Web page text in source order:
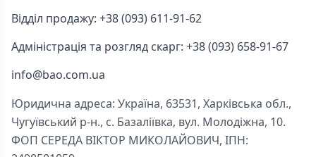
Відділ продажу: +38 (093) 611-91-62
Адміністрація та розгляд скарг: +38 (093) 658-91-67
info@bao.com.ua
Юридична адреса: Україна, 63531, Харківська обл.,
Чугуївський р-н., с. Базаліївка, вул. Молодіжна, 10.
ФОП СЕРЕДА ВІКТОР МИКОЛАЙОВИЧ, ІПН: